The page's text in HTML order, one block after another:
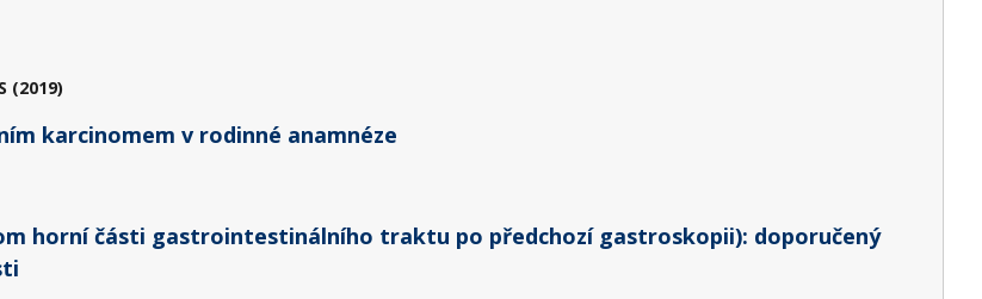
(2019)
karcinomem v rodinné anamnéze
horní části gastrointestinálního traktu po předchozí gastroskopii): doporučený